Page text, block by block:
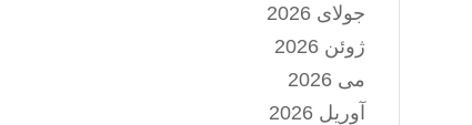
جولای 2026
ژوئن 2026
می 2026
آوریل 2026